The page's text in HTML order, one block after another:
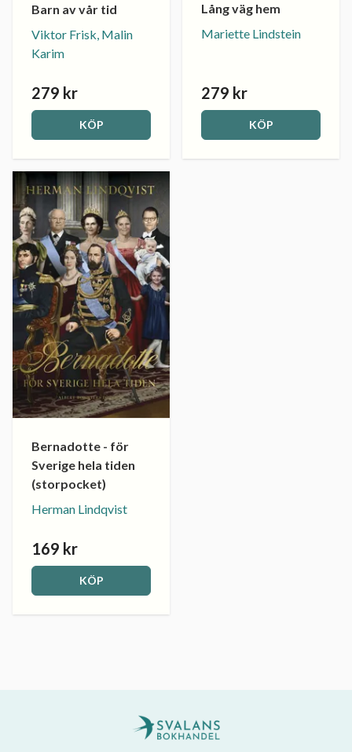
Barn av vår tid
Viktor Frisk, Malin
Karim
279 kr
KÖP
Lång väg hem
Mariette Lindstein
279 kr
KÖP
Bernadotte - för
Sverige hela tiden
(storpocket)
Herman Lindqvist
169 kr
KÖP